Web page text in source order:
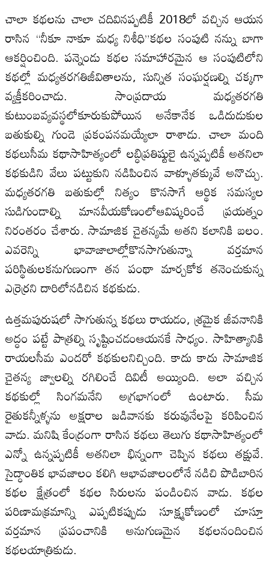
చాలా కథలను చాలా చదివినప్పటికీ 2018లో వచ్చిన ఆయన
రాసిన “నీకూ నాకూ మధ్య నిశీధి”కథల సంపుటి నన్ను బాగా
ఆకర్షించింది. పన్నెండు కథల సమాహారమైన ఆ సంపుటిలోని
కథల్లో మధ్యతరగతిజీవితాలను, సున్నిత సంఘర్షణల్ని చక్కగా
వ్యక్తీకరించాడు. సాంప్రదాయ మధ్యతరగతి
కుటుంబవ్యవస్థలోకూరుకుపోయిన అనేకానేక ఒడిదుడుకుల
బతుకుల్ని గుండె ప్రకంపనమయ్యేలా రాశాడు. చాలా మంది
కథలుసీమ కథాసాహిత్యంలో లబ్ధిప్రతిష్టులై ఉన్నప్పటికీ అతనిలా
కథకుడిని వేలు పట్టుకుని నడిపించిన వాళ్ళూతక్కువే అనొచ్చు.
మధ్యతరగతి బతుకుల్లో నిత్యం కొనసాగే ఆర్థిక సమస్యల
సుడిగుండాల్ని మానవీయకోణంలోఆవిష్కరించే ప్రయత్నం
నిరంతరం చేశారు. సామాజిక చైతన్యమే అతని కలానికి బలం.
ఎవరెన్ని భావాజాలాల్లోకొనసాగుతున్నా వర్తమాన
పరిస్థితులకనుగుణంగా తన పంథా మార్చకోక తనెంచుకున్న
ఎర్రెర్రని దారిలోనడిచిన కథకుడు.
ఉత్తమపురుషలో సాగుతున్న కథలు రాయడం, శ్రమైక జీవనానికి
అద్ధం పట్టే పాత్రల్ని సృష్టించడంఆయనకే సాధ్యం. సాహిత్యానికి
రాయలసీమ ఎందరో కథకులనిచ్చింది. కాదు కాదు సామాజిక
చైతన్య జ్వాలల్ని రగిలించే దివిటీ అయ్యింది. అలా వచ్చిన
కథకుల్లో సింగమనేని అగ్రభాగంలో ఉంటారు. సీమ
రైతుకన్నీళ్ళను అక్షరాల జడివానకు కరువునేలపై కరిపించిన
వాడు. మనిషి కేంద్రంగా రాసిన కథలు తెలుగు కథాసాహిత్యంలో
ఎన్నో ఉన్నప్పటికీ అతనిలా భిన్నంగా చెప్పిన కథలు తక్షువే.
సైద్ధాంతిక భావజాలం కలిగి ఆభావజాలంలోనే నడిచి పొడిబారిన
కథల క్షేత్రంలో కథల సిరులను పండించిన వాడు. కథల
పరిణామక్రమాన్ని ఎప్పటికప్పుడు సూక్ష్మకోణంలో చూస్తూ
వర్తమాన ప్రపంచానికి అనుగుణమైన కథలనందించిన
కథలయాత్రికుడు.